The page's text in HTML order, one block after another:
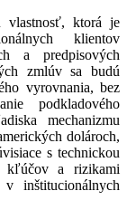
vlastnosť, ktorá je
klientov
a predpisových
zmlúv sa budú
vyrovnania, bez
podkladového
mechanizmu
dolároch,
s technickou
kľúčov a rizikami
inštitucionálnych